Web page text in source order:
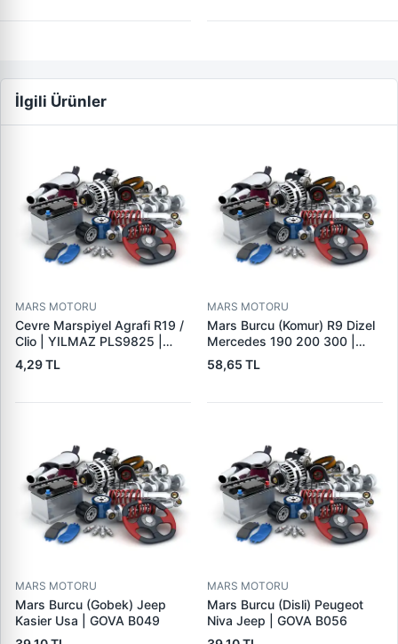
İlgili Ürünler
MARS MOTORU
Cevre Marspiyel Agrafi R19 /
Clio | YILMAZ PLS9825 |
OEM 7703077256
4,29 TL
MARS MOTORU
Mars Burcu (Komur) R9 Dizel
Mercedes 190 200 300 |
GOVA B047
58,65 TL
MARS MOTORU
Mars Burcu (Gobek) Jeep
Kasier Usa | GOVA B049
MARS MOTORU
Mars Burcu (Disli) Peugeot
Niva Jeep | GOVA B056